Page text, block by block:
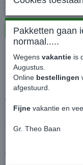
In
RockFord Fosgate Kit
Deze kabelset is van
Kabels zijn allemaal
van de stroom voor de
Hierdoor ben je
audio qua geluid.
De set is compleet
Aasluitingen zijn
Pakketten gaan
normaal.....
Wegens vakantie is
Augustus.
Online bestellingen
afgestuurd.
Fijne vakantie en
Gr. Theo Baan